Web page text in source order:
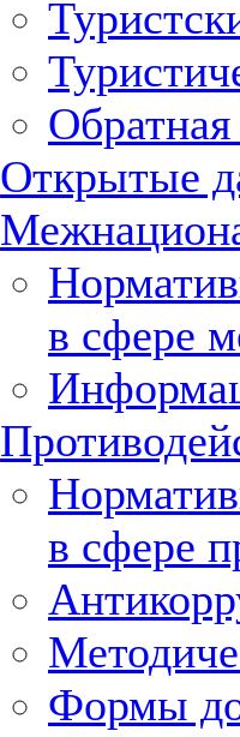
Обратная
Открытые
в сфере
в сфере
Формы